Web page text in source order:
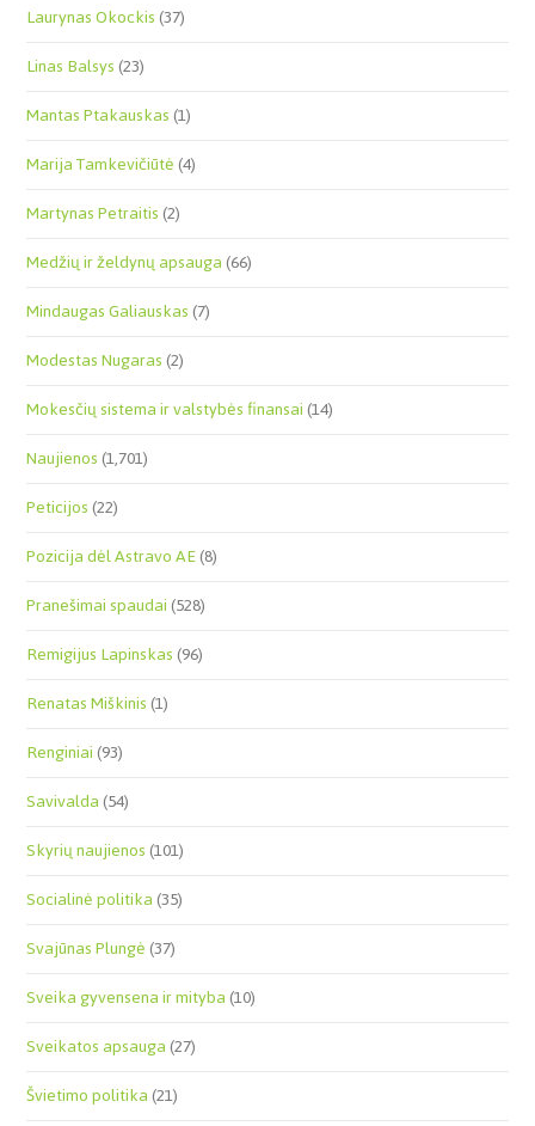
Laurynas Okockis(37)
Linas Balsys(23)
Mantas Ptakauskas(1)
Marija Tamkevičiūtė(4)
Martynas Petraitis(2)
Medžių ir želdynų apsauga(66)
Mindaugas Galiauskas(7)
Modestas Nugaras(2)
Mokesčių sistema ir valstybės finansai(14)
Naujienos(1,701)
Peticijos(22)
Pozicija dėl Astravo AE(8)
Pranešimai spaudai(528)
Remigijus Lapinskas(96)
Renatas Miškinis(1)
Renginiai(93)
Savivalda(54)
Skyrių naujienos(101)
Socialinė politika(35)
Svajūnas Plungė(37)
Sveika gyvensena ir mityba(10)
Sveikatos apsauga(27)
Švietimo politika(21)